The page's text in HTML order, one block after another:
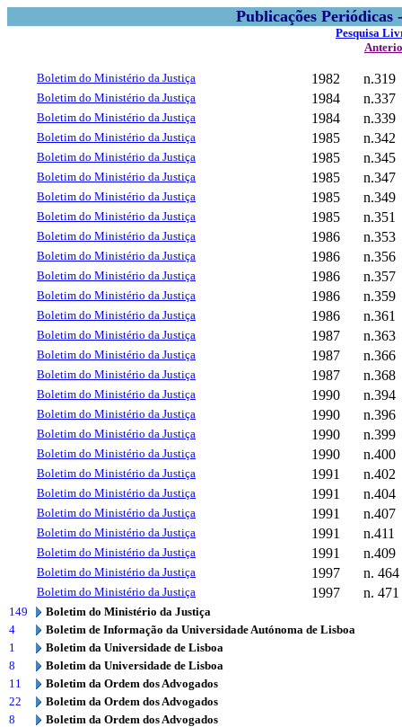
Publicações
Pesquisa
Boletim do Ministério da Justiça 1982 n.319
Boletim do Ministério da Justiça 1984 n.337
Boletim do Ministério da Justiça 1984 n.339
Boletim do Ministério da Justiça 1985 n.342
Boletim do Ministério da Justiça 1985 n.345
Boletim do Ministério da Justiça 1985 n.347
Boletim do Ministério da Justiça 1985 n.349
Boletim do Ministério da Justiça 1985 n.351
Boletim do Ministério da Justiça 1986 n.353
Boletim do Ministério da Justiça 1986 n.356
Boletim do Ministério da Justiça 1986 n.357
Boletim do Ministério da Justiça 1986 n.359
Boletim do Ministério da Justiça 1986 n.361
Boletim do Ministério da Justiça 1987 n.363
Boletim do Ministério da Justiça 1987 n.366
Boletim do Ministério da Justiça 1987 n.368
Boletim do Ministério da Justiça 1990 n.394
Boletim do Ministério da Justiça 1990 n.396
Boletim do Ministério da Justiça 1990 n.399
Boletim do Ministério da Justiça 1990 n.400
Boletim do Ministério da Justiça 1991 n.402
Boletim do Ministério da Justiça 1991 n.404
Boletim do Ministério da Justiça 1991 n.407
Boletim do Ministério da Justiça 1991 n.411
Boletim do Ministério da Justiça 1991 n.409
Boletim do Ministério da Justiça 1997 n. 464
Boletim do Ministério da Justiça 1997 n. 471
149
Boletim do Ministério da Justiça
4
Boletim de Informação da Universidade Autónoma de Lisboa
1
Boletim da Universidade de Lisboa
8
Boletim da Universidade de Lisboa
11
Boletim da Ordem dos Advogados
22
Boletim da Ordem dos Advogados
8
Boletim da Ordem dos Advogados